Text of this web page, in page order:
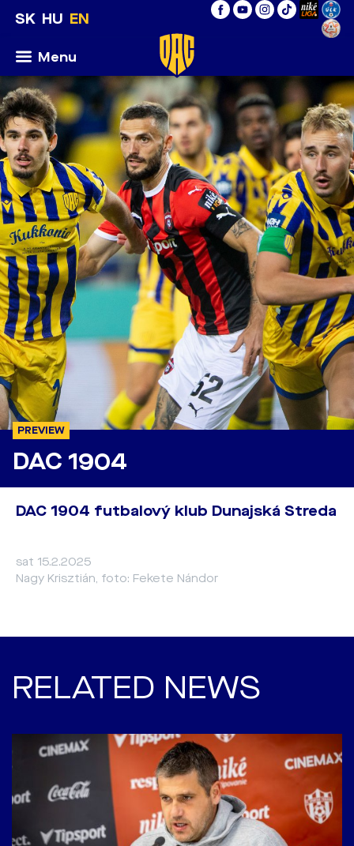
SK HU EN
Menu
PREVIEW
DAC 1904
DAC 1904 futbalový klub Dunajská Streda
sat 15.2.2025
Nagy Krisztián, foto: Fekete Nándor
RELATED NEWS